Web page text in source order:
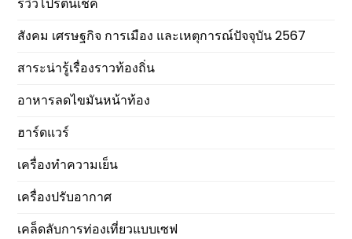
สังคม เศรษฐกิจ การเมือง และเหตุการณ์ปัจจุบัน 2567
สาระน่ารู้เรื่องราวท้องถิ่น
อาหารลดไขมันหน้าท้อง
ฮาร์ดแวร์
เครื่องทำความเย็น
เครื่องปรับอากาศ
เคล็ดลับการท่องเที่ยวแบบเซฟ